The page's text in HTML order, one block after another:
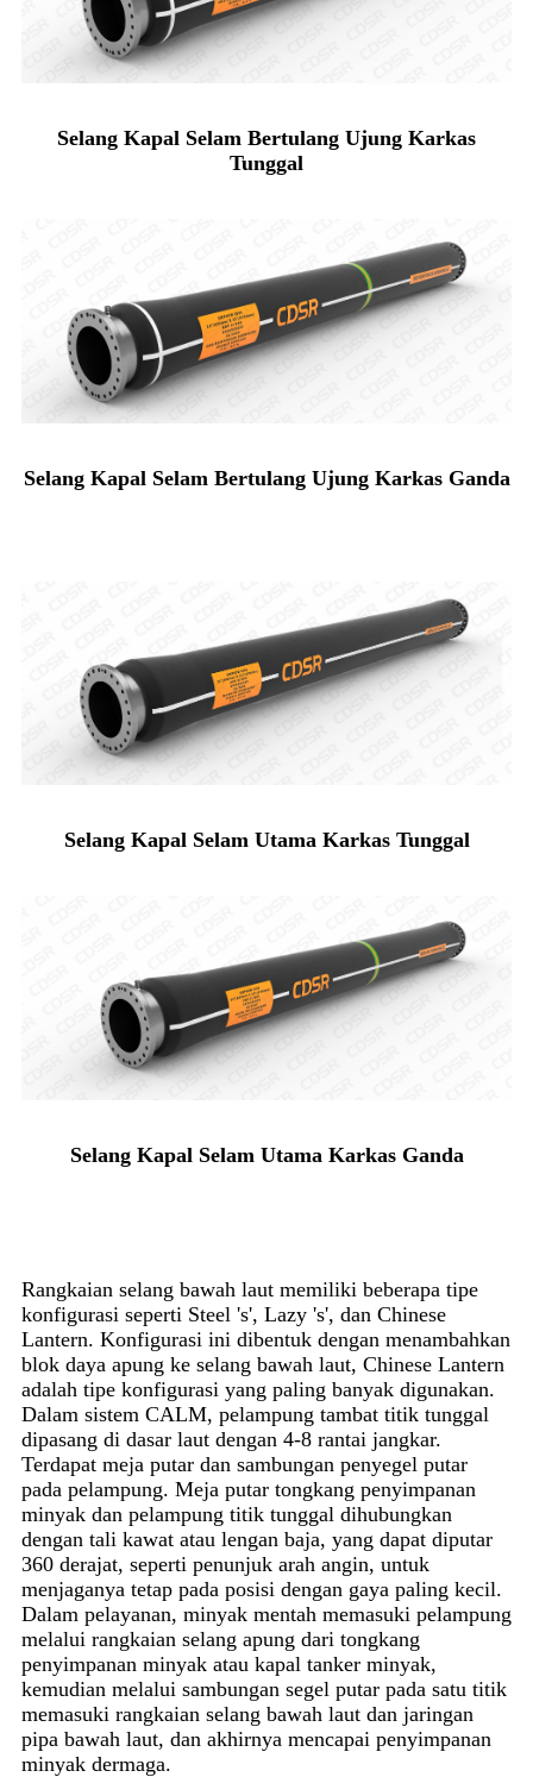
Selang Kapal Selam Bertulang Ujung Karkas
Tunggal
Selang Kapal Selam Bertulang Ujung Karkas Ganda
Selang Kapal Selam Utama Karkas Tunggal
Selang Kapal Selam Utama Karkas Ganda
Rangkaian selang bawah laut memiliki beberapa tipe
konfigurasi seperti Steel 's', Lazy 's', dan Chinese
Lantern. Konfigurasi ini dibentuk dengan menambahkan
blok daya apung ke selang bawah laut, Chinese Lantern
adalah tipe konfigurasi yang paling banyak digunakan.
Dalam sistem CALM, pelampung tambat titik tunggal
dipasang di dasar laut dengan 4-8 rantai jangkar.
Terdapat meja putar dan sambungan penyegel putar
pada pelampung. Meja putar tongkang penyimpanan
minyak dan pelampung titik tunggal dihubungkan
dengan tali kawat atau lengan baja, yang dapat diputar
360 derajat, seperti penunjuk arah angin, untuk
menjaganya tetap pada posisi dengan gaya paling kecil.
Dalam pelayanan, minyak mentah memasuki pelampung
melalui rangkaian selang apung dari tongkang
penyimpanan minyak atau kapal tanker minyak,
kemudian melalui sambungan segel putar pada satu titik
memasuki rangkaian selang bawah laut dan jaringan
pipa bawah laut, dan akhirnya mencapai penyimpanan
minyak dermaga.